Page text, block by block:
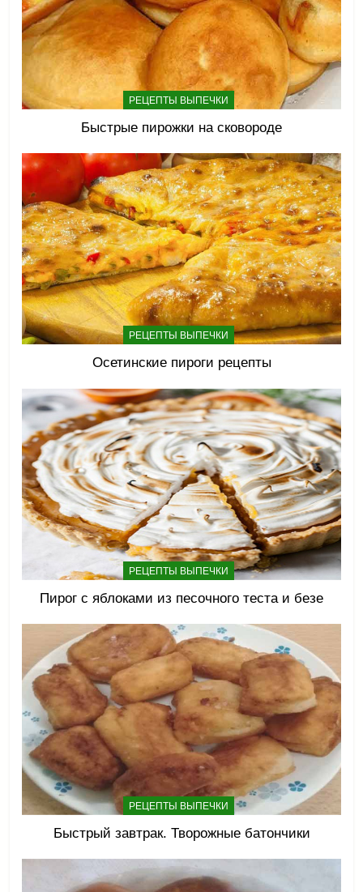
РЕЦЕПТЫ ВЫПЕЧКИ
Быстрые пирожки на сковороде
РЕЦЕПТЫ ВЫПЕЧКИ
Осетинские пироги рецепты
РЕЦЕПТЫ ВЫПЕЧКИ
Пирог с яблоками из песочного теста и безе
РЕЦЕПТЫ ВЫПЕЧКИ
Быстрый завтрак. Творожные батончики